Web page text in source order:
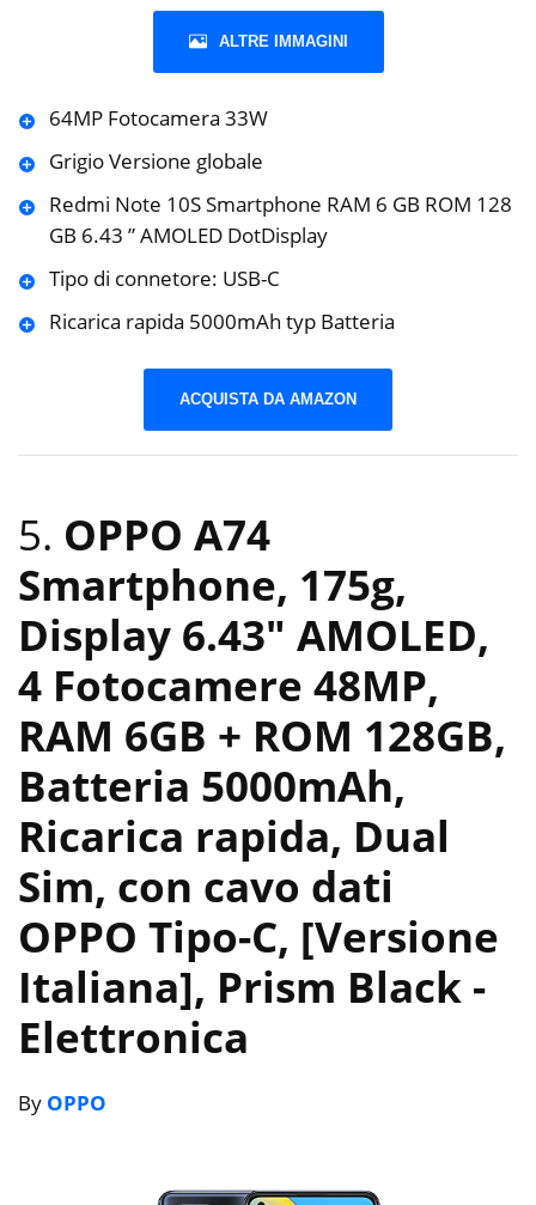
ALTRE IMMAGINI
64MP Fotocamera 33W
Grigio Versione globale
Redmi Note 10S Smartphone RAM 6 GB ROM 128
GB 6.43 ” AMOLED DotDisplay
Tipo di connetore: USB-C
Ricarica rapida 5000mAh typ Batteria
ACQUISTA DA AMAZON
5. OPPO A74
Smartphone, 175g,
Display 6.43″ AMOLED,
4 Fotocamere 48MP,
RAM 6GB + ROM 128GB,
Batteria 5000mAh,
Ricarica rapida, Dual
Sim, con cavo dati
OPPO Tipo-C, [Versione
Italiana], Prism Black -
Elettronica
By OPPO